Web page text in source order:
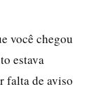
você chegou
estava
falta de aviso